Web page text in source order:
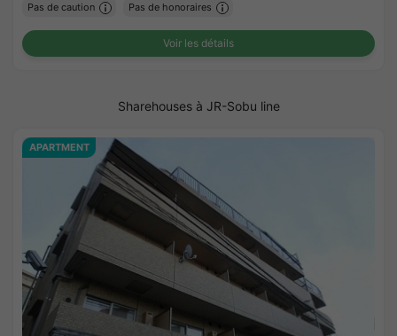
Pas de caution Pas de honoraires
Voir les détails
Sharehouses à JR-Sobu line
APARTMENT